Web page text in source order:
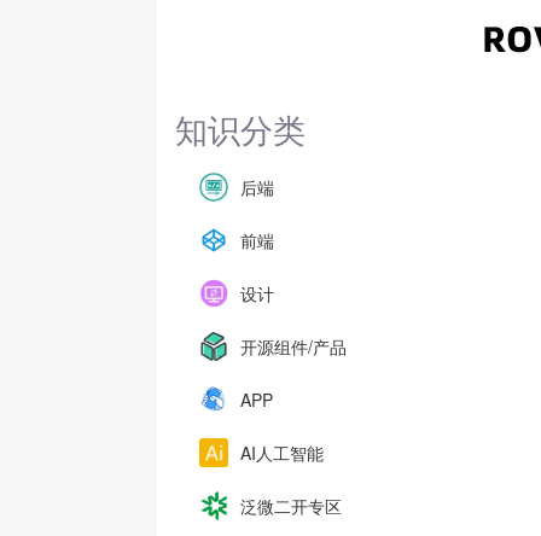
知识分类
后端
前端
设计
开源组件/产品
APP
AI人工智能
泛微二开专区